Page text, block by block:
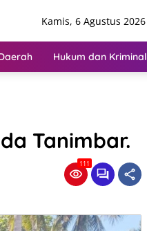
Kamis, 6 Agustus 2026
Hukum dan Kriminal
Tanimbar.
111